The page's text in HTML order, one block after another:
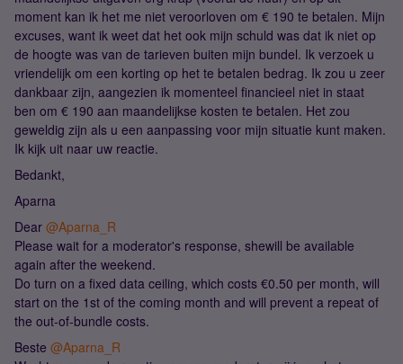
moment kan ik het me niet veroorloven om € 190 te betalen. Mijn
excuses, want ik weet dat het ook mijn schuld was dat ik niet op
de hoogte was van de tarieven buiten mijn bundel. Ik verzoek u
vriendelijk om een ​​korting op het te betalen bedrag. Ik zou u zeer
dankbaar zijn, aangezien ik momenteel financieel niet in staat
ben om € 190 aan maandelijkse kosten te betalen. Het zou
geweldig zijn als u een aanpassing voor mijn situatie kunt maken.
Ik kijk uit naar uw reactie.
Bedankt,
Aparna
Dear ​ @Aparna_R
Please wait for a moderator's response, shewill be available
again after the weekend.
Do turn on a fixed data ceiling, which costs €0.50 per month, will
start on the 1st of the coming month and will prevent a repeat of
the out-of-bundle costs.
Beste ​ @Aparna_R